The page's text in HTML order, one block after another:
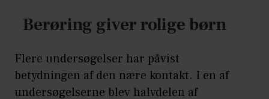
Berøring giver rolige børn
Flere undersøgelser har påvist
betydningen af den nære kontakt. I en af
undersøgelserne blev halvdelen af